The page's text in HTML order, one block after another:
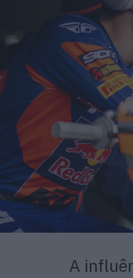
A